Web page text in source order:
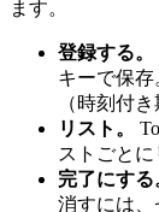
ます。
登録する。
キーで保
（時刻付
リスト。
ストごと
完了にする
消すには、